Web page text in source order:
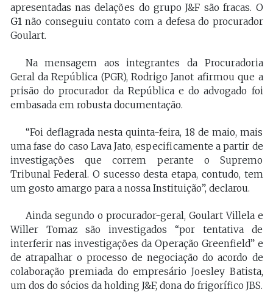
apresentadas nas delações do grupo J&F são fracas. O
G1 não conseguiu contato com a defesa do procurador
Goulart.
Na mensagem aos integrantes da Procuradoria
Geral da República (PGR), Rodrigo Janot afirmou que a
prisão do procurador da República e do advogado foi
embasada em robusta documentação.
“Foi deflagrada nesta quinta-feira, 18 de maio, mais
uma fase do caso Lava Jato, especificamente a partir de
investigações que correm perante o Supremo
Tribunal Federal. O sucesso desta etapa, contudo, tem
um gosto amargo para a nossa Instituição”, declarou.
Ainda segundo o procurador-geral, Goulart Villela e
Willer Tomaz são investigados “por tentativa de
interferir nas investigações da Operação Greenfield” e
de atrapalhar o processo de negociação do acordo de
colaboração premiada do empresário Joesley Batista,
um dos do sócios da holding J&F, dona do frigorífico JBS.